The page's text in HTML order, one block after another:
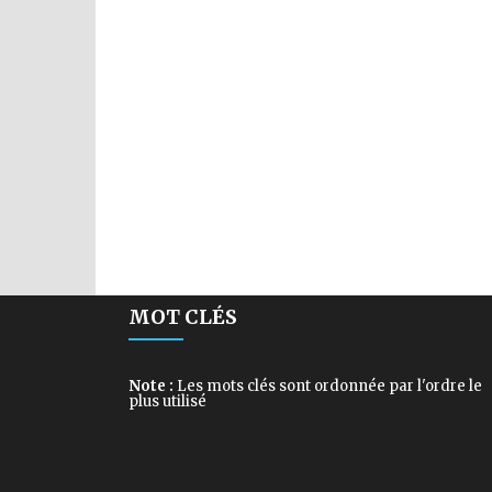
MOT CLÉS
Note : Les mots clés sont ordonnée par l'ordre le
plus utilisé